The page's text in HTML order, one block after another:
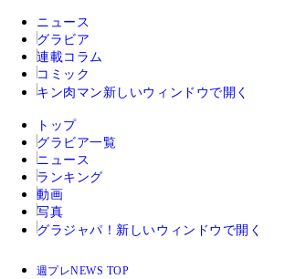
ニュース
グラビア
連載コラム
コミック
キン肉マン 新しいウィンドウで開く
トップ
グラビア一覧
ニュース
ランキング
動画
写真
グラジャパ！ 新しいウィンドウで開く
週プレNEWS TOP